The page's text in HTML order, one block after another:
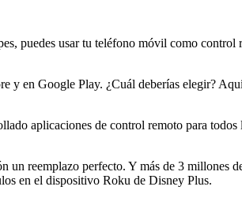
puedes usar tu teléfono móvil como control
y en Google Play. ¿Cuál deberías elegir?
aplicaciones de control remoto para
reemplazo perfecto. Y más de 3 millones
en el dispositivo Roku de Disney Plus.